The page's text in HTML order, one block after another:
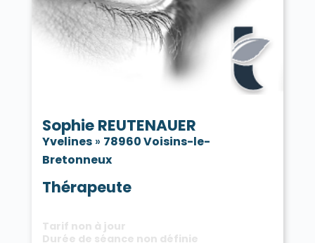
Sophie REUTENAUER
Yvelines» 78960 Voisins-le-
Bretonneux
Thérapeute
Tarif non à jour
Durée de séance non définie